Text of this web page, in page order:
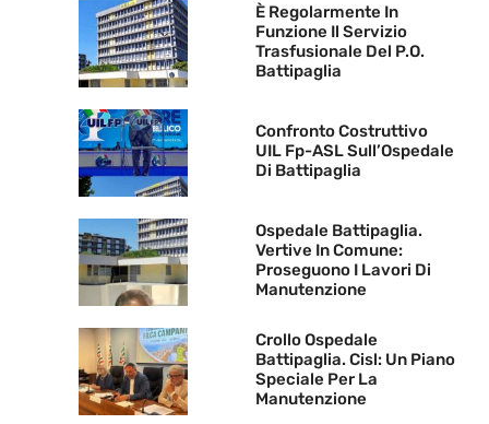
È Regolarmente In
Funzione Il Servizio
Trasfusionale Del P.O.
Battipaglia
Confronto Costruttivo
UIL Fp-ASL Sull’Ospedale
Di Battipaglia
Ospedale Battipaglia.
Vertive In Comune:
Proseguono I Lavori Di
Manutenzione
Crollo Ospedale
Battipaglia. Cisl: Un Piano
Speciale Per La
Manutenzione